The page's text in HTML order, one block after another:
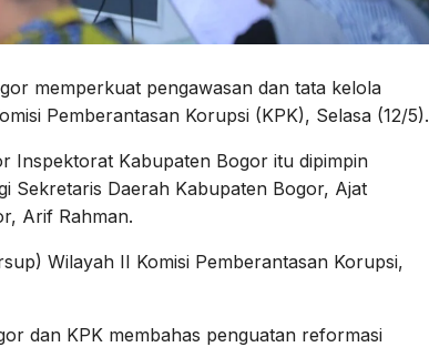
memperkuat pengawasan dan tata kelola
Pemberantasan Korupsi (KPK), Selasa (12/5).
Inspektorat Kabupaten Bogor itu dipimpin
Sekretaris Daerah Kabupaten Bogor, Ajat
Arif Rahman.
Wilayah II Komisi Pemberantasan Korupsi,
dan KPK membahas penguatan reformasi